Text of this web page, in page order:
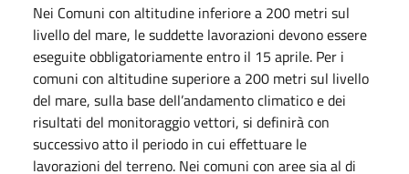
Nei Comuni con altitudine inferiore a 200 metri sul
livello del mare, le suddette lavorazioni devono essere
eseguite obbligatoriamente entro il 15 aprile. Per i
comuni con altitudine superiore a 200 metri sul livello
del mare, sulla base dell’andamento climatico e dei
risultati del monitoraggio vettori, si definirà con
successivo atto il periodo in cui effettuare le
lavorazioni del terreno. Nei comuni con aree sia al di